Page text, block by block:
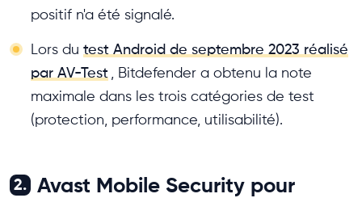
positif n'a été signalé.
Lors du test Android de septembre 2023 réalisé
par AV-Test , Bitdefender a obtenu la note
maximale dans les trois catégories de test
(protection, performance, utilisabilité).
2. Avast Mobile Security pour